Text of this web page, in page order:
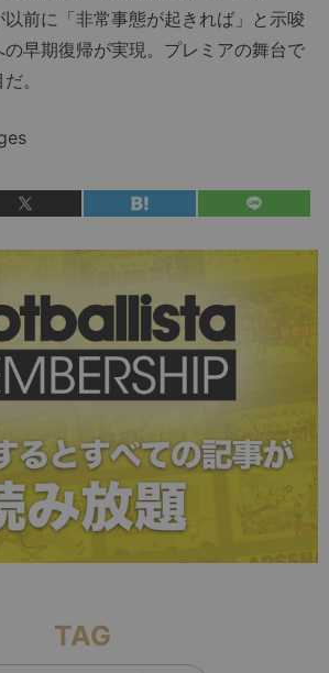
以前に「非常事態が起きれば」と示唆
の早期復帰が実現。プレミアの舞台で
。
TAG